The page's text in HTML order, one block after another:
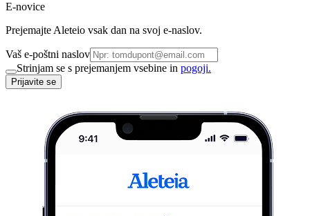
E-novice
Prejemajte Aleteio vsak dan na svoj e-naslov.
Vaš e-poštni naslov
Strinjam se s prejemanjem vsebine in pogoji.
Prijavite se